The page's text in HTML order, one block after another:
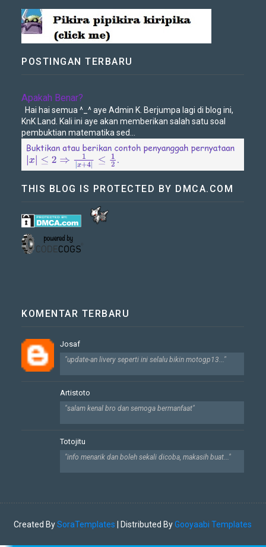
POSTINGAN TERBARU
Apakah Benar?
Hai hai semua ^_^ aye Admin K. Berjumpa lagi di blog ini,
KnK Land. Kali ini aye akan memberikan salah satu soal
pembuktian matematika sed...
THIS BLOG IS PROTECTED BY DMCA.COM
KOMENTAR TERBARU
Josaf
"update-an livery seperti ini selalu bikin motogp13..."
Artistoto
"salam kenal bro dan semoga bermanfaat"
Totojitu
"info menarik dan boleh sekali dicoba, makasih buat..."
Created BySoraTemplates | Distributed ByGooyaabi Templates